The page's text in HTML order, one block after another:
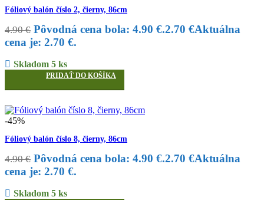
Fóliový balón číslo 2, čierny, 86cm
4.90€ Pôvodná cena bola: 4.90 €.2.70 €Aktuálna
cena je: 2.70 €.
Skladom 5 ks
PRIDAŤ DO KOŠÍKA
-45%
Fóliový balón číslo 8, čierny, 86cm
4.90€ Pôvodná cena bola: 4.90 €.2.70 €Aktuálna
cena je: 2.70 €.
Skladom 5 ks